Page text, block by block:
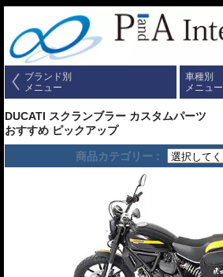
ブランド別
メニュー
車種別
メニュー
DUCATI スクランブラー カスタムパーツ
おすすめ ピックアップ
商品カテゴリー :